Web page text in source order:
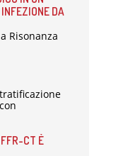
DA
Risonanza
FFR-CT È